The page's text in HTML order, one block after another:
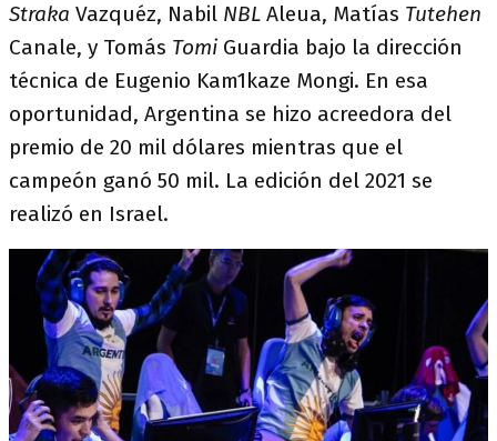
Straka Vazquéz, Nabil NBL Aleua, Matías Tutehen
Canale, y Tomás Tomi Guardia bajo la dirección
técnica de Eugenio Kam1kaze Mongi. En esa
oportunidad, Argentina se hizo acreedora del
premio de 20 mil dólares mientras que el
campeón ganó 50 mil. La edición del 2021 se
realizó en Israel.